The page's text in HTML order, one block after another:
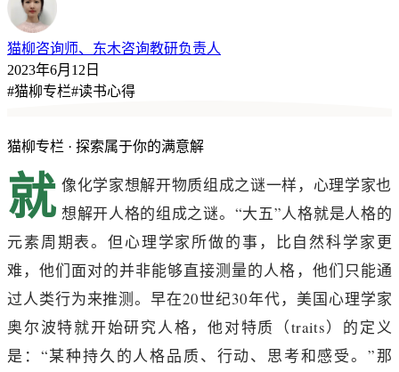
猫柳咨询师、东木咨询教研负责人
2023年6月12日
#猫柳专栏#读书心得
猫柳专栏 · 探索属于你的满意解
就 像化学家想解开物质组成之谜一样，心理学家也
想解开人格的组成之谜。“大五”人格就是人格的
元素周期表。但心理学家所做的事，比自然科学家更
难，他们面对的并非能够直接测量的人格，他们只能通
过人类行为来推测。早在20世纪30年代，美国心理学家
奥尔波特就开始研究人格，他对特质（traits）的定义
是：“某种持久的人格品质、行动、思考和感受。”那